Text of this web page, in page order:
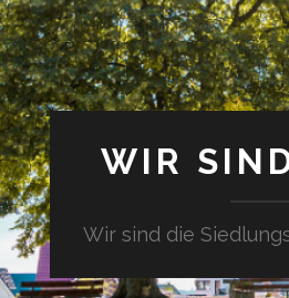
WIR
Wir sind die